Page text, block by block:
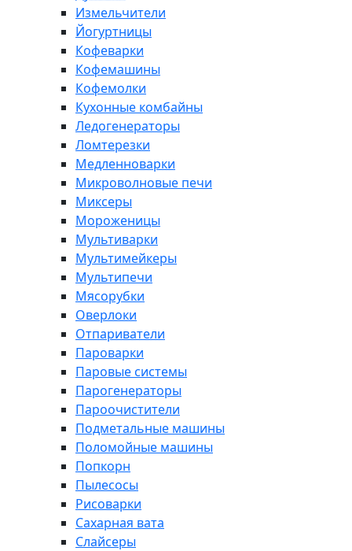
Измельчители
Йогуртницы
Кофеварки
Кофемашины
Кофемолки
Кухонные комбайны
Ледогенераторы
Ломтерезки
Медленноварки
Микроволновые печи
Миксеры
Мороженицы
Мультиварки
Мультимейкеры
Мультипечи
Мясорубки
Оверлоки
Отпариватели
Пароварки
Паровые системы
Парогенераторы
Пароочистители
Подметальные машины
Поломойные машины
Попкорн
Пылесосы
Рисоварки
Сахарная вата
Слайсеры